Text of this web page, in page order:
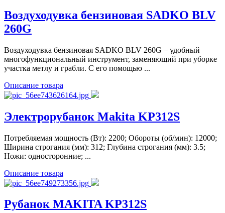
Воздуходувка бензиновая SADKO BLV
260G
Воздуходувка бензиновая SADKO BLV 260G – удобный
многофункциональный инструмент, заменяющий при уборке
участка метлу и грабли. С его помощью ...
Описание товара
Электрорубанок Makita KP312S
Потребляемая мощность (Вт): 2200; Обороты (об/мин): 12000;
Ширина строгания (мм): 312; Глубина строгания (мм): 3.5;
Ножи: односторонние; ...
Описание товара
Рубанок MAKITA KP312S